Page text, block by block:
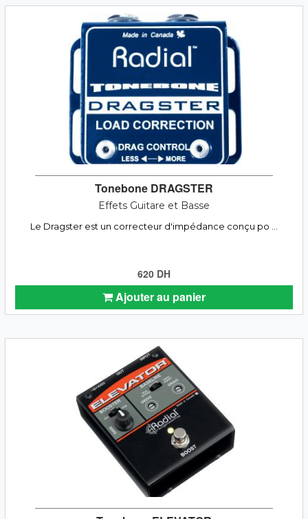
Tonebone DRAGSTER
Effets Guitare et Basse
Le Dragster est un correcteur d'impédance conçu po ...
620 DH
Ajouter au panier